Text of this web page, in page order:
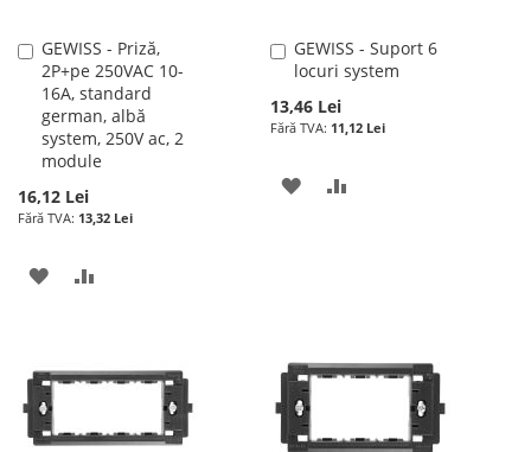
GEWISS - Priză,
2P+pe 250VAC 10-
16A, standard
german, albă
system, 250V ac, 2
module
16,12 Lei
13,32 Lei
Adauga
în
cos
ADAUGATI
DE
DORINTE
GEWISS - Suport 6
locuri system
13,46 Lei
11,12 Lei
Adauga
în
ADAUGATI